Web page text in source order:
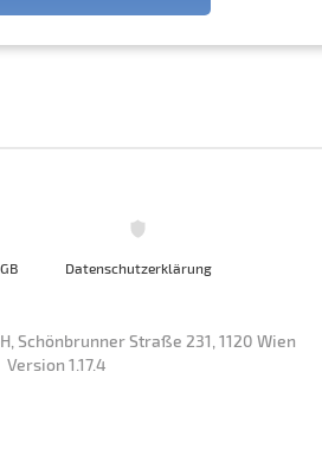
Datenschutzerklärung
Schönbrunner Straße 231, 1120 Wien
Version 1.17.4